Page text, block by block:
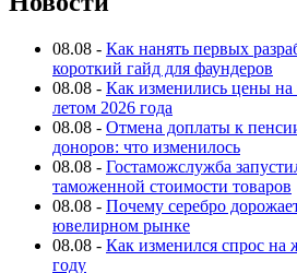
08.08 - Как нанять первых
короткий гайд для фаундеров
08.08 - Как изменились цены
летом 2026 года
08.08 - Отмена доплаты к
доноров: что изменилось
08.08 - Гостаможслужба
таможенной стоимости товаров
08.08 - Почему серебро
ювелирном рынке
08.08 - Как изменился спрос на
году